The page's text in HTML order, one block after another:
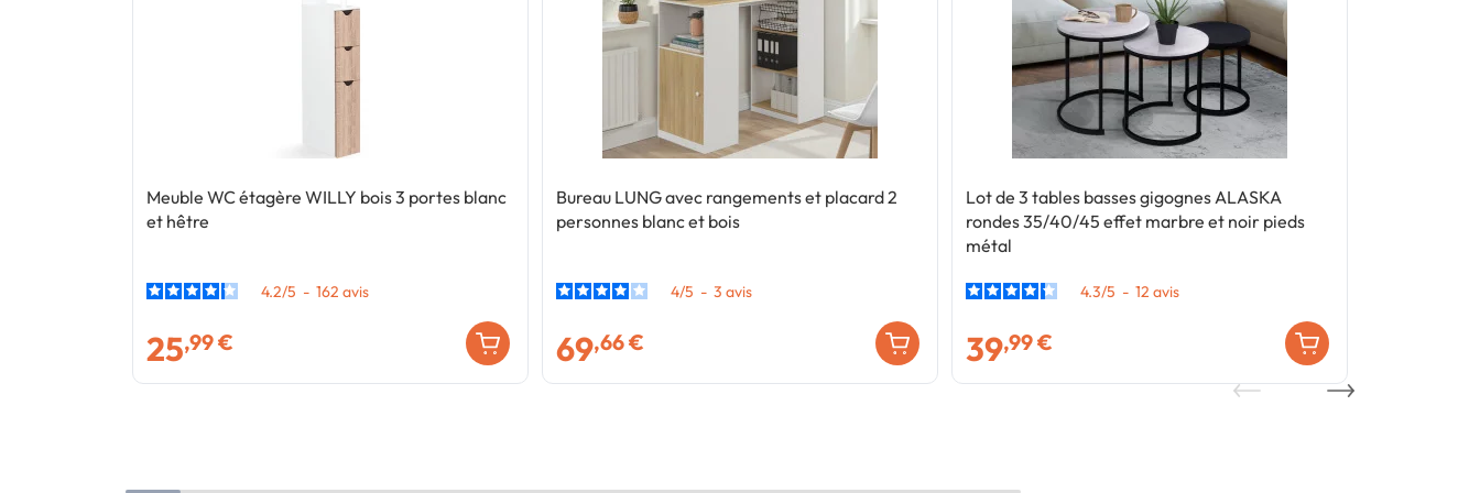
Meuble WC étagère WILLY bois 3 portes blanc
et hêtre
4.2/5 - 162 avis
25,99 €
Bureau LUNG avec rangements et placard 2
personnes blanc et bois
4/5 - 3 avis
69,66 €
Lot de 3 tables basses gigognes ALASKA
rondes 35/40/45 effet marbre et noir pieds
métal
4.3/5 - 12 avis
39,99 €